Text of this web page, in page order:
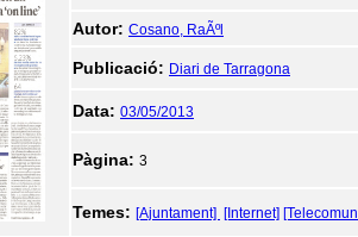
Autor: Cosano, RaÃºl
Publicació: Diari de Tarragona
Data: 03/05/2013
Pàgina: 3
Temes: [Ajuntament] [Internet]